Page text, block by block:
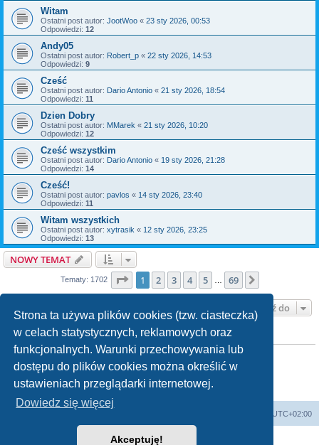
Strona ta używa plików cookies (tzw. ciasteczka)
w celach statystycznych, reklamowych oraz
funkcjonalnych. Warunki przechowywania lub
dostępu do plików cookies można określić w
ustawieniach przeglądarki internetowej.
Dowiedz się więcej
Akceptuję!
Witam
Ostatni post autor: JootWoo « 23 sty 2026, 00:53
Odpowiedzi: 12
Andy05
Ostatni post autor: Robert_p « 22 sty 2026, 14:53
Odpowiedzi: 9
Cześć
Ostatni post autor: Dario Antonio « 21 sty 2026, 18:54
Odpowiedzi: 11
Dzien Dobry
Ostatni post autor: MMarek « 21 sty 2026, 10:20
Odpowiedzi: 12
Cześć wszystkim
Ostatni post autor: Dario Antonio « 19 sty 2026, 21:28
Odpowiedzi: 14
Cześć!
Ostatni post autor: pavlos « 14 sty 2026, 23:40
Odpowiedzi: 11
Witam wszystkich
Ostatni post autor: xytrasik « 12 sty 2026, 23:25
Odpowiedzi: 13
NOWY TEMAT
Tematy: 1702 Strona1 z69
1 2 3 4 5 69
Przejdź do
TWOJE UPRAWNIENIA NA TYM FORUM
Nie możesztworzyć nowych tematów
Nie możesz
odpowiadać w tematach
Nie możeszzmieniać swoich postów
Nie możeszusuwać swoich postów
dodawać załączników
UTC+02:00
Technologię dostarczaphpBB® Forum Software © phpBB Limited